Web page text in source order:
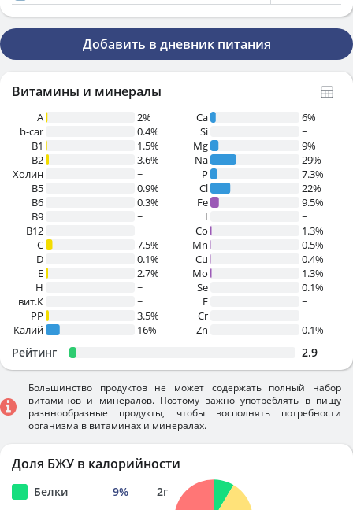
Добавить в дневник питания
Витамины и минералы
A
2%
b-car
0.4%
В1
1.5%
B2
3.6%
Холин
~
B5
0.9%
B6
0.3%
B9
~
B12
~
C
7.5%
D
0.1%
E
2.7%
H
~
вит.К
~
PP
3.5%
Калий
16%
Ca
6%
Si
~
Mg
9%
Na
29%
P
7.3%
Cl
22%
Fe
9.5%
I
~
Co
1.3%
Mn
0.5%
Cu
0.4%
Mo
1.3%
Se
0.1%
F
~
Cr
~
Zn
0.1%
Рейтинг 2.9
Большинство продуктов не может содержать полный набор
витаминов и минералов. Поэтому важно употреблять в пищу
разннообразные продукты, чтобы восполнять потребности
организма в витаминах и минералах.
Доля БЖУ в калорийности
Белки 9% 2г